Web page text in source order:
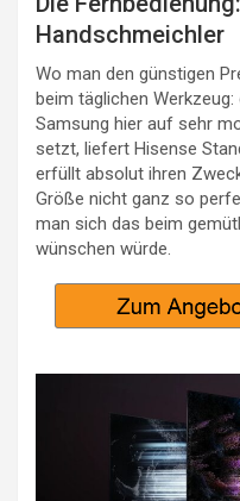
Handschmeichler
Wo man den günstigen
beim täglichen
Samsung hier auf sehr
setzt, liefert Hisense
erfüllt absolut ihren
Größe nicht ganz so
man sich das beim
wünschen würde.